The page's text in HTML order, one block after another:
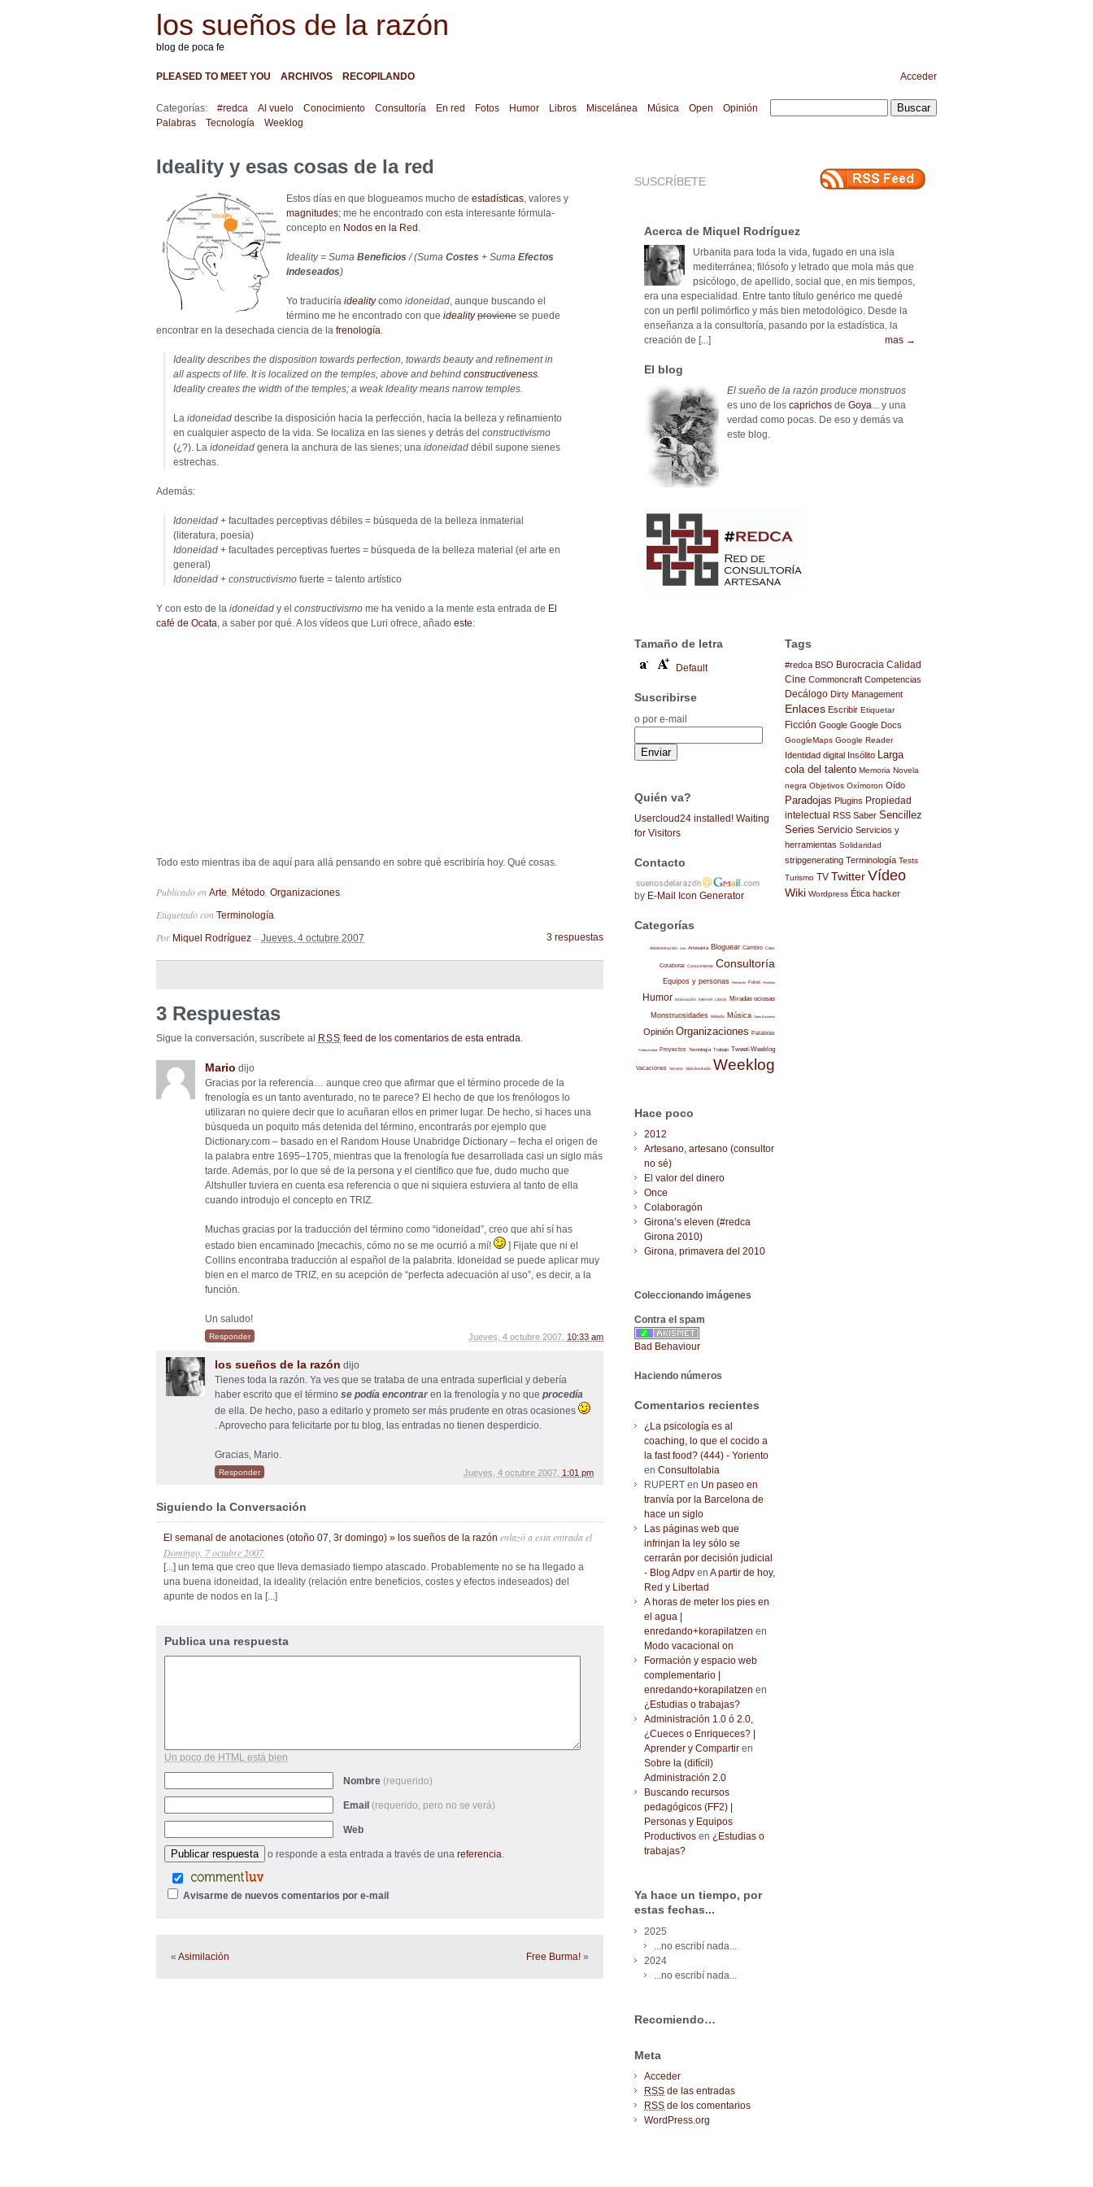
los sueños de la razón
blog de poca fe
PLEASED TO MEET YOU ARCHIVOS RECOPILANDO Acceder
Categorías: #redca Al vuelo Conocimiento Consultoría En red Fotos Humor Libros Miscelánea Música Open
Opinión
Palabras
Tecnología Weeklog
Ideality y esas cosas de la red
Estos días en que blogueamos mucho de estadísticas, valores y
magnitudes; me he encontrado con esta interesante fórmula-
concepto en Nodos en la Red .
Ideality = Suma Beneficios / (Suma Costes + Suma Efectos
indeseados)
Yo traduciría ideality como idoneidad, aunque buscando el
término me he encontrado con que ideality proviene se puede
encontrar en la desechada ciencia de la frenología.
Ideality describes the disposition towards perfection, towards beauty and refinement in
all aspects of life. It is localized on the temples, above and behind constructiveness.
Ideality creates the width of the temples; a weak Ideality means narrow temples.
La idoneidad describe la disposición hacia la perfección, hacia la belleza y refinamiento
en cualquier aspecto de la vida. Se localiza en las sienes y detrás del constructivismo
(¿?). La idoneidad genera la anchura de las sienes; una idoneidad débil supone sienes
estrechas.
Además:
Idoneidad + facultades perceptivas débiles = búsqueda de la belleza inmaterial
(literatura, poesía)
Idoneidad + facultades perceptivas fuertes = búsqueda de la belleza material (el arte en
general)
Idoneidad + constructivismo fuerte = talento artístico
Y con esto de la idoneidad y el constructivismo me ha venido a la mente esta entrada de El
café de Ocata, a saber por qué. A los vídeos que Luri ofrece, añado este:
Todo esto mientras iba de aquí para allá pensando en sobre qué escribiría hoy. Qué cosas.
Publicado en Arte Método Organizaciones
Etiquetado con Terminología
3 respuestas
Por Miquel Rodríguez – Jueves, 4 octubre 2007
3 Respuestas
Sigue la conversación, suscríbete al RSS feed de los comentarios de esta entrada.
Mario dijo
Gracias por la referencia… aunque creo que afirmar que el término procede de la
frenología es un tanto aventurado, no te parece? El hecho de que los frenólogos lo
utilizaran no quiere decir que lo acuñaran ellos en primer lugar. De hecho, si haces una
búsqueda un poquito más detenida del término, encontrarás por ejemplo que
Dictionary.com – basado en el Random House Unabridge Dictionary – fecha el origen de
la palabra entre 1695–1705, mientras que la frenología fue desarrollada casi un siglo más
tarde. Además, por lo que sé de la persona y el científico que fue, dudo mucho que
Altshuller tuviera en cuenta esa referencia o que ni siquiera estuviera al tanto de ella
cuando introdujo el concepto en TRIZ.
Muchas gracias por la traducción del término como “idoneidad”, creo que ahí sí has
estado bien encaminado [mecachis, cómo no se me ocurrió a mí!
] Fijate que ni el
Collins encontraba traducción al español de la palabrita. Idoneidad se puede aplicar muy
bien en el marco de TRIZ, en su acepción de “perfecta adecuación al uso”, es decir, a la
función.
Un saludo!
Jueves, 4 octubre 2007, 10:33 am
Responder
los sueños de la razón dijo
Tienes toda la razón. Ya ves que se trataba de una entrada superficial y debería
haber escrito que el término se podía encontrar en la frenología y no que procedía
de ella. De hecho, paso a editarlo y prometo ser más prudente en otras ocasiones
. Aprovecho para felicitarte por tu blog, las entradas no tienen desperdicio.
Gracias, Mario.
Jueves, 4 octubre 2007, 1:01 pm
Responder
Siguiendo la Conversación
El semanal de anotaciones (otoño 07, 3r domingo) » los sueños de la razón enlazó a esta entradael
Domingo, 7 octubre 2007
[...] un tema que creo que lleva demasiado tiempo atascado. Probablemente no se ha llegado a
una buena idoneidad, la ideality (relación entre beneficios, costes y efectos indeseados) del
apunte de nodos en la [...]
Publica una respuesta
Un poco de HTML está bien
Nombre (requerido)
Email (requerido, pero no se verá)
Web
o responde a esta entrada a través de una referencia.
Avisarme de nuevos comentarios por e-mail
« Asimilación Free Burma! »
SUSCRÍBETE
Acerca de Miquel Rodríguez
Urbanita para toda la vida, fugado en una isla
mediterránea; filósofo y letrado que mola más que
psicólogo, de apellido, social que, en mis tiempos,
era una especialidad. Entre tanto título genérico me quedé
con un perfil polimórfico y más bien metodológico. Desde la
enseñanza a la consultoría, pasando por la estadística, la
creación de [...]
mas →
El blog
El sueño de la razón produce monstruos
es uno de los caprichos de Goya... y una
verdad como pocas. De eso y demás va
este blog.
Tamaño de letra
Default
Suscribirse
o por e-mail
Quién va?
Usercloud24 installed! Waiting
for Visitors
Contacto
by E-Mail Icon Generator
Categorías
Administración Arte Artesanía Bloguear Cambio Citas
Colaborar Conocimiento Consultoría
Equipos y personas Formación Fotos Historias
Humor Innovación Internet Libros Miradas ociosas
Monstruosidades Método Música Open Business
Opinión Organizaciones Palabras
Productividad Proyectos Tecnología Trabajo Tweet-Weeklog
Vacaciones Verano Vida ilustrada Weeklog
Hace poco
2012
Artesano, artesano (consultor
no sé)
El valor del dinero
Once
Colaboragón
Girona’s eleven (#redca
Girona 2010)
Girona, primavera del 2010
Coleccionando imágenes
Contra el spam
Bad Behaviour
Haciendo números
Comentarios recientes
¿La psicología es al
coaching, lo que el cocido a
la fast food? (444) - Yoriento
en Consultolabia
RUPERT en Un paseo en
tranvía por la Barcelona de
hace un siglo
Las páginas web que
infrinjan la ley sólo se
cerrarán por decisión judicial
- Blog Adpv en A partir de hoy,
Red y Libertad
A horas de meter los pies en
el agua |
enredando+korapilatzen en
Modo vacacional on
Formación y espacio web
complementario |
enredando+korapilatzen en
¿Estudias o trabajas?
Administración 1.0 ó 2.0,
¿Cueces o Enriqueces? |
Aprender y Compartir en
Sobre la (difícil)
Administración 2.0
Buscando recursos
pedagógicos (FF2) |
Personas y Equipos
Productivos en ¿Estudias o
trabajas?
Ya hace un tiempo, por
estas fechas...
2025
...no escribí nada...
2024
...no escribí nada...
Recomiendo…
Meta
Acceder
RSS de las entradas
RSS de los comentarios
WordPress.org
Tags
#redca BSO Burocracia Calidad
Cine Commoncraft Competencias
Decálogo Dirty Management
Enlaces Escribir Etiquetar
Ficción Google Google Docs
GoogleMaps Google Reader
Identidad digital Insólito Larga
cola del talento Memoria Novela
negra Objetivos Oxímoron Oído
Paradojas Plugins Propiedad
intelectual
RSS Saber Sencillez
Series Servicio Servicios y
herramientas Solidaridad
stripgenerating Terminología Tests
Turismo TV Twitter Vídeo
Wiki Wordpress Ética hacker